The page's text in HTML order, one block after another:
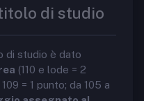
di studio
di studio è dato
(110 e lode = 2
= 1 punto; da 105 a